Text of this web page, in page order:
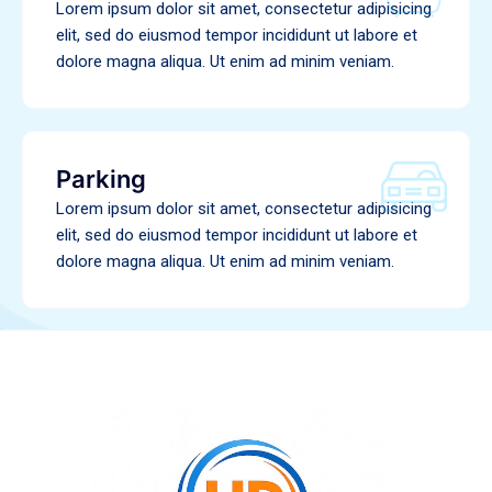
Lorem ipsum dolor sit amet, consectetur adipisicing
elit, sed do eiusmod tempor incididunt ut labore et
dolore magna aliqua. Ut enim ad minim veniam.
Parking
Lorem ipsum dolor sit amet, consectetur adipisicing
elit, sed do eiusmod tempor incididunt ut labore et
dolore magna aliqua. Ut enim ad minim veniam.